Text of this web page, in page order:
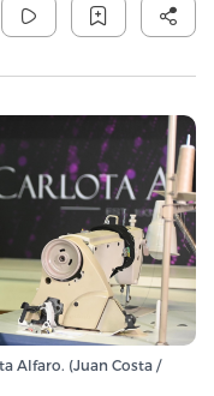
Alfaro. (Juan Costa /